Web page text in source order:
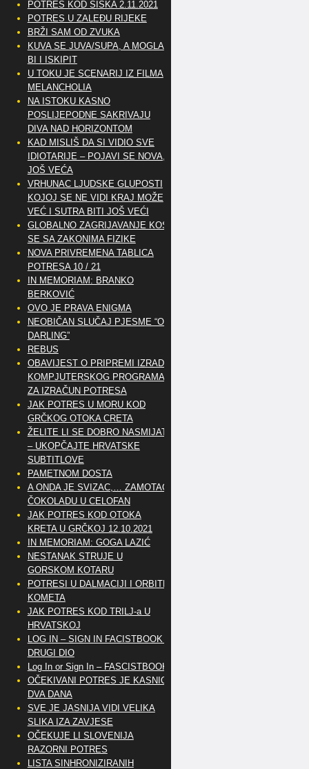
POTRES KOD SISKA 2.11.2021
POTRES U ZALEĐU RIJEKE
BRŽI SAM OD ZVUKA
KUVA SE JUVA/SUPA, A MOGLA
BI I ISKIPIT
U TOKU JE SCENARIJ IZ FILMA
MELANCHOLIA
NA ISTOKU KASNO
POSLIJEPODNE SAKRIVAJU
DIVA NAD HORIZONTOM
KAD MISLIŠ DA SI VIDIO SVE
IDIOTARIJE – POJAVI SE NOVA,..
JOŠ VEĆA
VRHUNAC LJUDSKE GLUPOSTI
KOJOJ SE NE VIDI KRAJ MOŽE
VEĆ I SUTRA BITI JOŠ VEĆI
GLOBALNO ZAGRIJAVANJE KOSI
SE SA ZAKONIMA FIZIKE
NOVA PRIVREMENA TABLICA
POTRESA 10 / 21
IN MEMORIAM: BRANKO
BERKOVIĆ
OVO JE PRAVA ENIGMA
NEOBIČAN SLUČAJ PJESME “OH
DARLING”
REBUS
OBAVIJEST O PRIPREMI IZRADE
KOMPJUTERSKOG PROGRAMA
ZA IZRAČUN POTRESA
JAK POTRES U MORU KOD
GRČKOG OTOKA CRETA
ŽELITE LI SE DOBRO NASMIJATI
– UKOPČAJTE HRVATSKE
SUBTITLOVE
PAMETNOM DOSTA
A ONDA JE SVIZAC,… ZAMOTAO
ČOKOLADU U CELOFAN
JAK POTRES KOD OTOKA
KRETA U GRČKOJ 12.10.2021
IN MEMORIAM: GOGA LAZIĆ
NESTANAK STRUJE U
GORSKOM KOTARU
POTRESI U DALMACIJI I ORBITE
KOMETA
JAK POTRES KOD TRILJ-a U
HRVATSKOJ
LOG IN – SIGN IN FACISTBOOK –
DRUGI DIO
Log In or Sign In – FASCISTBOOK
OČEKIVANI POTRES JE KASNIO
DVA DANA
SVE JE JASNIJA VIDI VELIKA
SLIKA IZA ZAVJESE
OČEKUJE LI SLOVENIJA
RAZORNI POTRES
LISTA SINHRONIZIRANIH